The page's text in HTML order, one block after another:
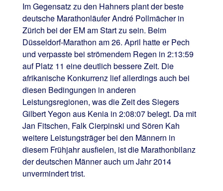
Im Gegensatz zu den Hahners plant der beste
deutsche Marathonläufer André Pollmächer in
Zürich bei der EM am Start zu sein. Beim
Düsseldorf-Marathon am 26. April hatte er Pech
und verpasste bei strömendem Regen in 2:13:59
auf Platz 11 eine deutlich bessere Zeit. Die
afrikanische Konkurrenz lief allerdings auch bei
diesen Bedingungen in anderen
Leistungsregionen, was die Zeit des Siegers
Gilbert Yegon aus Kenia in 2:08:07 belegt. Da mit
Jan Fitschen, Falk Cierpinski und Sören Kah
weitere Leistungsträger bei den Männern in
diesem Frühjahr ausfielen, ist die Marathonbilanz
der deutschen Männer auch um Jahr 2014
unvermindert trist.